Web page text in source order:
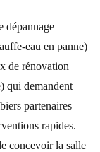
dépannage
eau en panne)
de rénovation
qui demandent
partenaires
rapides.
concevoir la salle